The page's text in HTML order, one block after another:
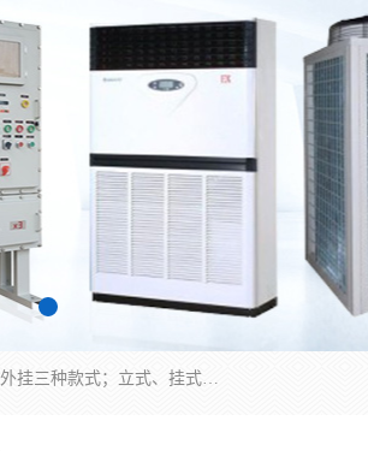
防爆正压分析小屋；不锈钢、碳钢材质防爆正压通风柜，分上下、左右、外挂三种款式；立式、挂式防爆配电柜体；不锈钢、碳钢防爆变频、磁力、星三角启动器；不锈钢、碳钢、铸铝防爆控制箱柜；可操作按键、多块式防爆仪表箱；多材质防爆接线箱；台式防爆电脑、防爆监视器。产品适配石油、化工、煤炭、电力、纺织、酿酒、航天、铁路、冶金、船舶、消防、市政等多行业工况使用。